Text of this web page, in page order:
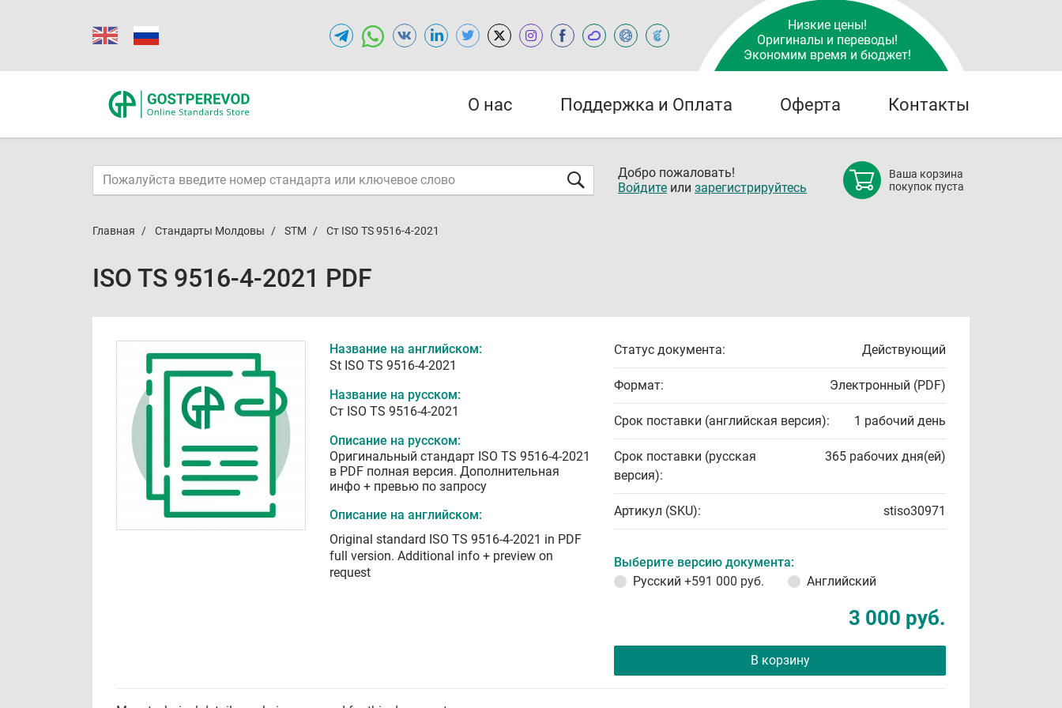
Низкие цены!
Оригиналы и переводы!
Экономим время и бюджет!
О нас Поддержка и Оплата Оферта Контакты
Добро пожаловать!
Войдите или зарегистрируйтесь
Ваша корзина
покупок пуста
Главная Стандарты Молдовы STM Ст ISO TS 9516-4-2021
ISO TS 9516-4-2021 PDF
Название на английском:
St ISO TS 9516-4-2021
Название на русском:
Ст ISO TS 9516-4-2021
Описание на русском:
Оригинальный стандарт ISO TS 9516-4-2021
в PDF полная версия. Дополнительная
инфо + превью по запросу
Описание на английском:
Original standard ISO TS 9516-4-2021 in PDF
full version. Additional info + preview on
request
Статус документа: Действующий
Формат: Электронный (PDF)
Срок поставки (английская версия): 1 рабочий день
Срок поставки (русская
версия):
365 рабочих дня(ей)
Артикул (SKU): stiso30971
Выберите версию документа:
Русский +591 000 руб. Английский
3 000 руб.
В корзину